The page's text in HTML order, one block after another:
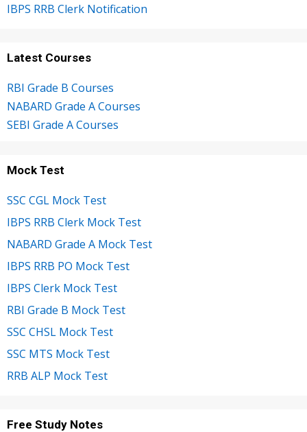
IBPS RRB Clerk Notification
Latest Courses
RBI Grade B Courses
NABARD Grade A Courses
SEBI Grade A Courses
Mock Test
SSC CGL Mock Test
IBPS RRB Clerk Mock Test
NABARD Grade A Mock Test
IBPS RRB PO Mock Test
IBPS Clerk Mock Test
RBI Grade B Mock Test
SSC CHSL Mock Test
SSC MTS Mock Test
RRB ALP Mock Test
Free Study Notes